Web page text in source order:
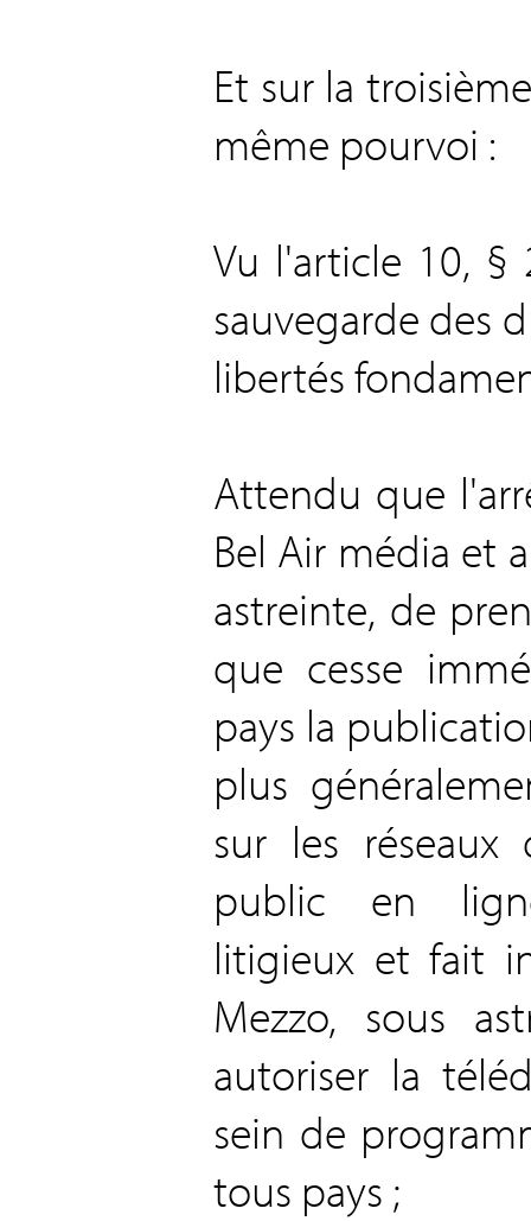
Et sur la
même pourvoi :
Vu l'article 10, §
sauvegarde des
libertés
Attendu que
Bel Air média et
astreinte, de
que cesse
pays la
plus
sur les
public en
litigieux et fait
Mezzo, sous
autoriser la
sein de
tous pays ;